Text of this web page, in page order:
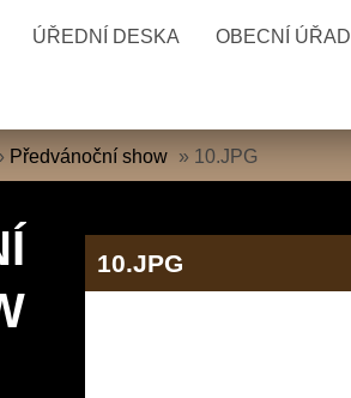
ÚŘEDNÍ DESKA OBECNÍ ÚŘAD
Předvánoční show » 10.JPG
10.JPG